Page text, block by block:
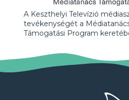
A Keszthelyi Televízió
tevékenységét a
Támogatási Program